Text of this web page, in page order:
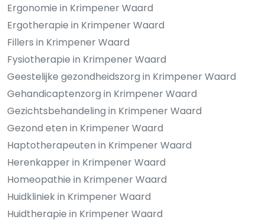
Ergonomie in Krimpener Waard
Ergotherapie in Krimpener Waard
Fillers in Krimpener Waard
Fysiotherapie in Krimpener Waard
Geestelijke gezondheidszorg in Krimpener Waard
Gehandicaptenzorg in Krimpener Waard
Gezichtsbehandeling in Krimpener Waard
Gezond eten in Krimpener Waard
Haptotherapeuten in Krimpener Waard
Herenkapper in Krimpener Waard
Homeopathie in Krimpener Waard
Huidkliniek in Krimpener Waard
Huidtherapie in Krimpener Waard